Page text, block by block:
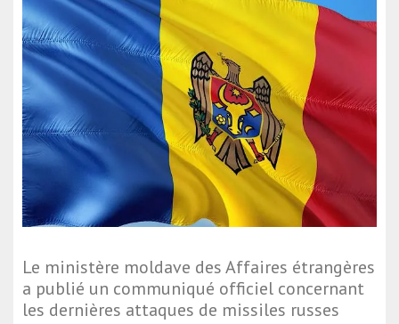
Le ministère moldave des Affaires étrangères
a publié un communiqué officiel concernant
les dernières attaques de missiles russes